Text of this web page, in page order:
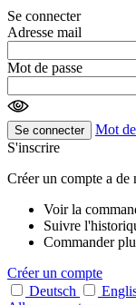
Se connecter
Adresse mail
Mot de passe
Se connecter
Mot
S'inscrire
Créer un compte a de
Voir la
Suivre
Commander
Créer un compte
Deutsch